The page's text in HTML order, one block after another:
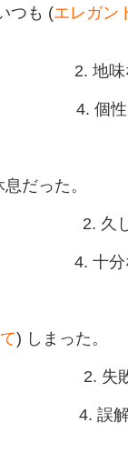
つも (エレガン
2. 地味
個性
だった。
久しぶ
4. 十分
) しまった。
2. 失敗
4. 誤解